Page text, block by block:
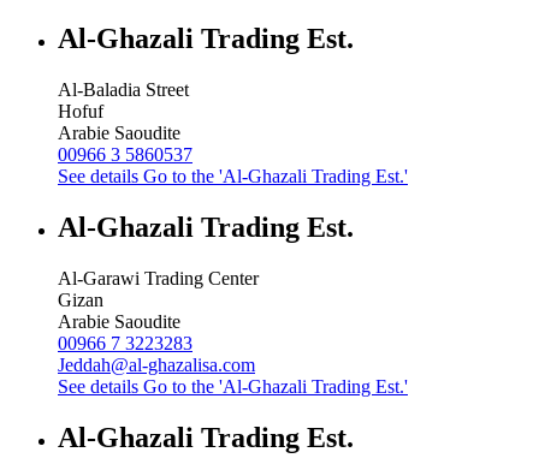
Al-Ghazali Trading Est.
Al-Baladia Street
Hofuf
Arabie Saoudite
00966 3 5860537
See details Go to the 'Al-Ghazali Trading Est.'
Al-Ghazali Trading Est.
Al-Garawi Trading Center
Gizan
Arabie Saoudite
00966 7 3223283
Jeddah@al-ghazalisa.com
See details Go to the 'Al-Ghazali Trading Est.'
Al-Ghazali Trading Est.